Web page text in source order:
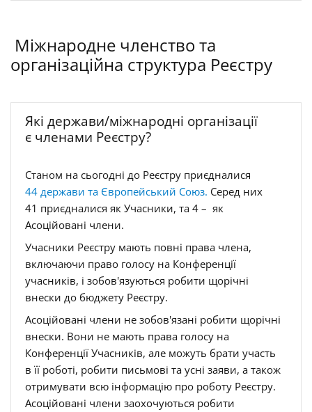
Міжнародне членство та
організаційна структура Реєстру
Які держави/міжнародні організації
є членами Реєстру?
Станом на сьогодні до Реєстру приєдналися
44 держави та Європейський Союз. Серед них
41 приєдналися як Учасники, та 4 – як
Асоційовані члени.
Учасники Реєстру мають повні права члена,
включаючи право голосу на Конференції
учасників, і зобов'язуються робити щорічні
внески до бюджету Реєстру.
Асоційовані члени не зобов'язані робити щорічні
внески. Вони не мають права голосу на
Конференції Учасників, але можуть брати участь
в її роботі, робити письмові та усні заяви, а також
отримувати всю інформацію про роботу Реєстру.
Асоційовані члени заохочуються робити